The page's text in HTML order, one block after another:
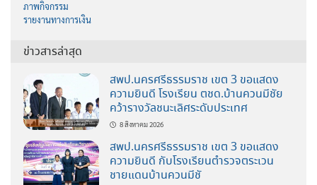
ภาพกิจกรรม
รายงานทางการเงิน
ข่าวสารล่าสุด
สพป.นครศรีธรรมราช เขต 3 ขอแสดง
ความยินดี โรงเรียน ตชด.บ้านควนมีชัย
คว้ารางวัลชนะเลิศระดับประเทศ
8 สิงหาคม 2026
สพป.นครศรีธรรมราช เขต 3 ขอแสดง
ความยินดี กับโรงเรียนตำรวจตระเวน
ชายแดนบ้านควนมีชั